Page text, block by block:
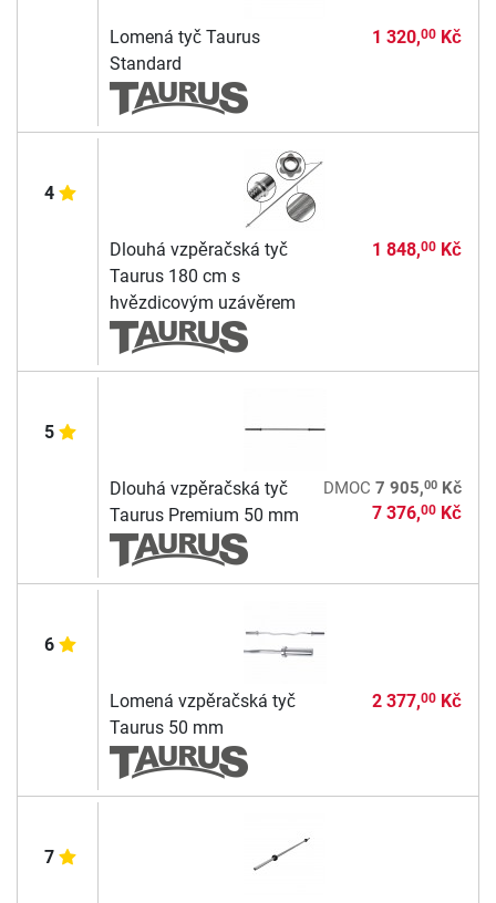
Lomená tyč Taurus
Standard
1 320,00Kč
4
Dlouhá vzpěračská tyč
Taurus 180 cm s
hvězdicovým uzávěrem
1 848,00Kč
5
Dlouhá vzpěračská tyč
Taurus Premium 50 mm
DMOC 7 905,00Kč
7 376,00Kč
6
Lomená vzpěračská tyč
Taurus 50 mm
2 377,00Kč
7